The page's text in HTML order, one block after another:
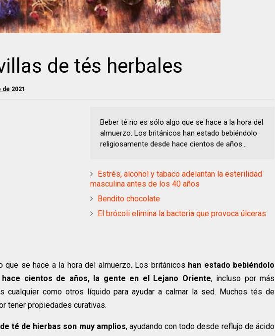
de tés herbales
de 2021
Beber té no es sólo algo que se hace a la hora del
almuerzo. Los británicos han estado bebiéndolo
religiosamente desde hace cientos de años...
Estrés, alcohol y tabaco adelantan la esterilidad
masculina antes de los 40 años
Bendito chocolate
El brócoli elimina la bacteria que provoca úlceras
que se hace a la hora del almuerzo. Los británicos han estado bebiéndolo
cientos de años, la gente en el Lejano Oriente, incluso por más
cualquier como otros líquido para ayudar a calmar la sed. Muchos tés de
tener propiedades curativas.
de té de hierbas son muy amplios, ayudando con todo desde reflujo de ácido